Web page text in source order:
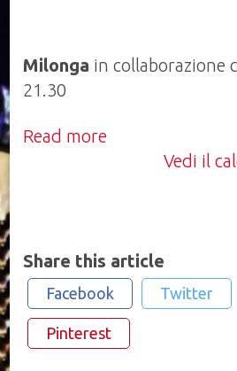
Milonga in collaborazione
21.30
Read more
Vedi il
Share this article
Facebook Twitter
Pinterest